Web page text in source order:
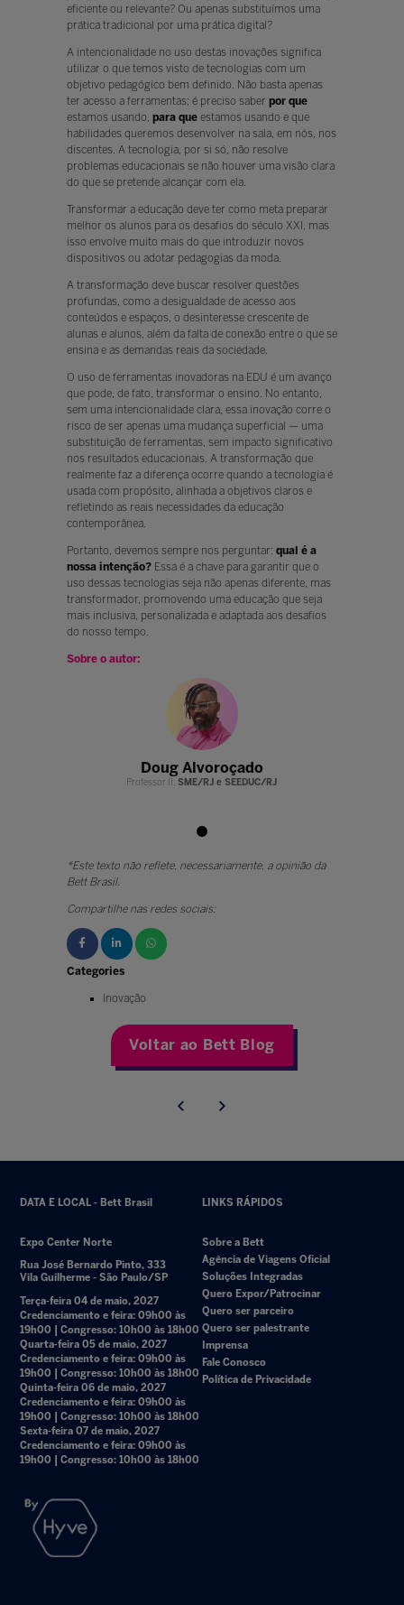
eficiente ou relevante? Ou apenas substituímos uma
prática tradicional por uma prática digital?
A intencionalidade no uso destas inovações significa
utilizar o que temos visto de tecnologias com um
objetivo pedagógico bem definido. Não basta apenas
ter acesso a ferramentas; é preciso saber por que
estamos usando, para queestamos usando e que
habilidades queremos desenvolver na sala, em nós, nos
discentes. A tecnologia, por si só, não resolve
problemas educacionais se não houver uma visão clara
do que se pretende alcançar com ela.
Transformar a educação deve ter como meta preparar
melhor os alunos para os desafios do século XXI, mas
isso envolve muito mais do que introduzir novos
dispositivos ou adotar pedagogias da moda.
A transformação deve buscar resolver questões
profundas, como a desigualdade de acesso aos
conteúdos e espaços, o desinteresse crescente de
alunas e alunos, além da falta de conexão entre o que se
ensina e as demandas reais da sociedade.
O uso de ferramentas inovadoras na EDU é um avanço
que pode, de fato, transformar o ensino. No entanto,
sem uma intencionalidade clara, essa inovação corre o
risco de ser apenas uma mudança superficial — uma
substituição de ferramentas, sem impacto significativo
nos resultados educacionais. A transformação que
realmente faz a diferença ocorre quando a tecnologia é
usada com propósito, alinhada a objetivos claros e
refletindo as reais necessidades da educação
contemporânea.
Portanto, devemos sempre nos perguntar: qual é a
nossa intenção?Essa é a chave para garantir que o
uso dessas tecnologias seja não apenas diferente, mas
transformador, promovendo uma educação que seja
mais inclusiva, personalizada e adaptada aos desafios
do nosso tempo.
Sobre o autor:
Doug Alvoroçado
Professor II, SME/RJ e SEEDUC/RJ
*Este texto não reflete, necessariamente, a opinião da
Bett Brasil.
Compartilhe nas redes sociais:
Categories
Inovação
Voltar ao Bett Blog
DATA E LOCAL - Bett Brasil
Expo Center Norte
Rua José Bernardo Pinto, 333
Vila Guilherme - São Paulo/SP
Terça-feira 04 de maio, 2027
Credenciamento e feira: 09h00 às
19h00 | Congresso: 10h00 às 18h00
Quarta-feira 05 de maio, 2027
Credenciamento e feira: 09h00 às
19h00 | Congresso: 10h00 às 18h00
Quinta-feira 06 de maio, 2027
Credenciamento e feira: 09h00 às
19h00 | Congresso: 10h00 às 18h00
Sexta-feira 07 de maio, 2027
Credenciamento e feira: 09h00 às
19h00 | Congresso: 10h00 às 18h00
LINKS RÁPIDOS
Sobre a Bett
Agência de Viagens Oficial
Soluções Integradas
Quero Expor/Patrocinar
Quero ser parceiro
Quero ser palestrante
Imprensa
Fale Conosco
Política de Privacidade